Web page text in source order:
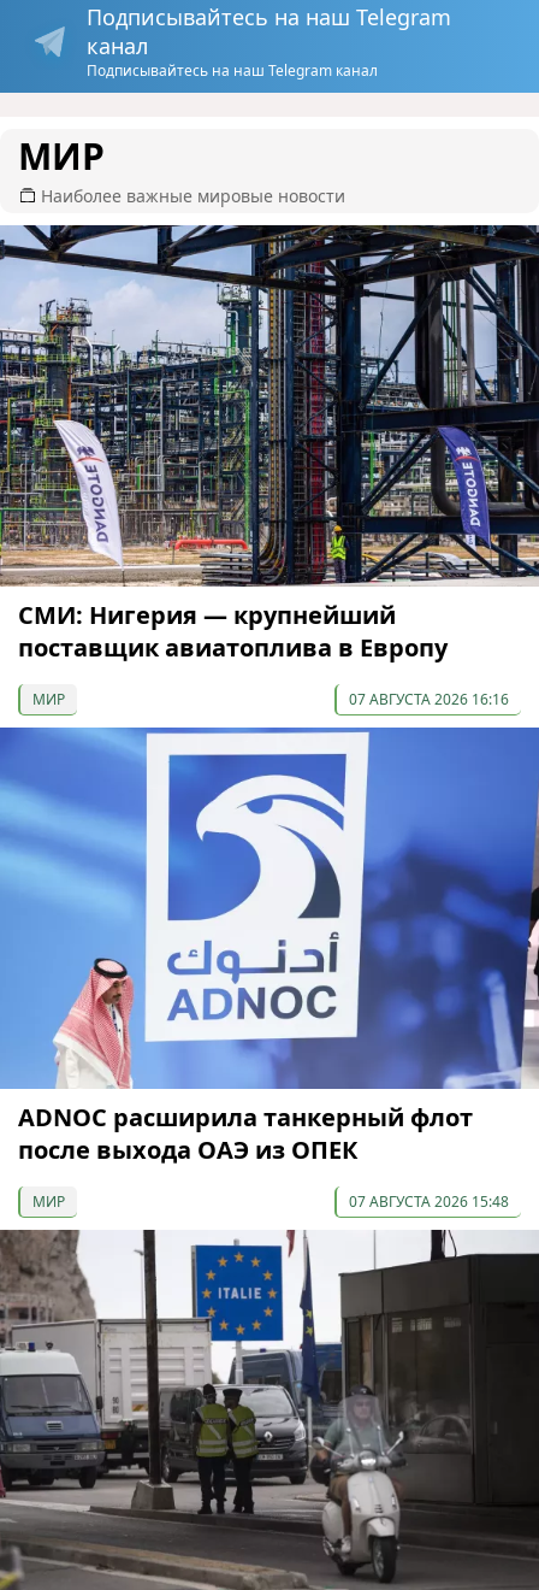
Подписывайтесь на наш Telegram
канал
Подписывайтесь на наш Telegram канал
МИР
Наиболее важные мировые новости
СМИ: Нигерия — крупнейший
поставщик авиатоплива в Европу
МИР 07 АВГУСТА 2026 16:16
ADNOC расширила танкерный флот
после выхода ОАЭ из ОПЕК
МИР 07 АВГУСТА 2026 15:48